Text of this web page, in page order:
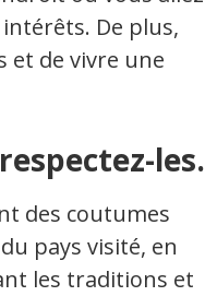
De plus,
et de vivre une
les.
des coutumes
pays visité, en
les traditions et